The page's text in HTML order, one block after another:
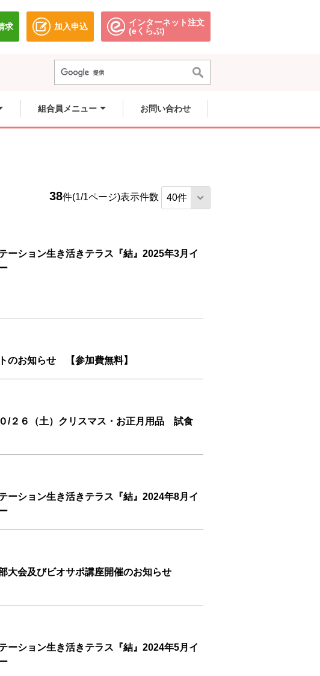
求ィンドウで開きます。
加入申込
別のウィンドウで開きます。
インターネット注文
(eくらぶ)別のウィンドウで開きます。
組合員メニュー お問い合わせ
38件(1/1ページ)表示件数
ーション生き活きテラス『結』2025年3月イ
のお知らせ 【参加費無料】
０/２６（土）クリスマス・お正月用品 試食
ーション生き活きテラス『結』2024年8月イ
大会及びビオサポ講座開催のお知らせ
ーション生き活きテラス『結』2024年5月イ